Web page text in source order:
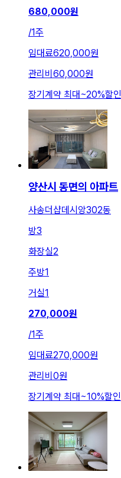
680,000원
/1주
임대료620,000원
관리비 60,000원
장기계약 최대~20%할인
양산시 동면의 아파트
사송더샵데시앙302동
방3
화장실2
주방1
거실1
270,000원
/1주
임대료270,000원
관리비 0원
장기계약 최대 ~10%할인